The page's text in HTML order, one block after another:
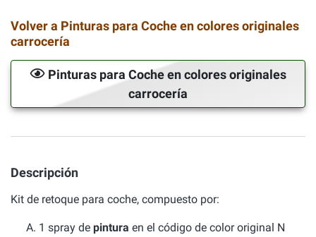
Volver a Pinturas para Coche en colores originales
carrocería
Pinturas para Coche en colores originales
carrocería
Descripción
Kit de retoque para coche, compuesto por:
1 spray de pintura en el código de color original N